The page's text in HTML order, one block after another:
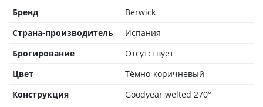
Бренд
Berwick
Страна-производитель
Испания
Брогирование
Отсутствует
Цвет
Тёмно-коричневый
Конструкция
Goodyear welted 270°